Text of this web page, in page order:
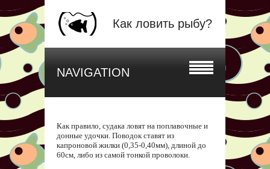
Как ловить рыбу?
NAVIGATION
Как правило, судака ловят на поплавочные и
донные удочки. Поводок ставят из
капроновой жилки (0,35-0,40мм), длиной до
60см, либо из самой тонкой проволоки.